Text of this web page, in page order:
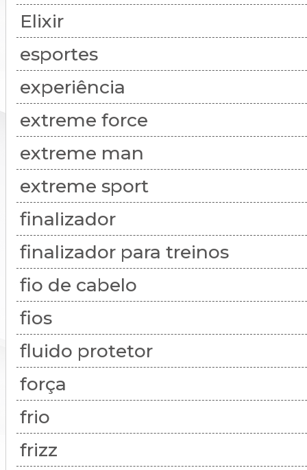
Elixir
esportes
experiência
extreme force
extreme man
extreme sport
finalizador
finalizador para treinos
fio de cabelo
fios
fluido protetor
força
frio
frizz